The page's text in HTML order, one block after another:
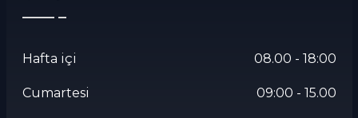
Hafta içi 08.00 - 18:00
Cumartesi 09:00 - 15.00